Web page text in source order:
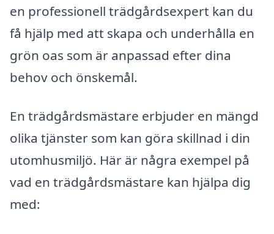
en professionell trädgårdsexpert kan du
få hjälp med att skapa och underhålla en
grön oas som är anpassad efter dina
behov och önskemål.
En trädgårdsmästare erbjuder en mängd
olika tjänster som kan göra skillnad i din
utomhusmiljö. Här är några exempel på
vad en trädgårdsmästare kan hjälpa dig
med: